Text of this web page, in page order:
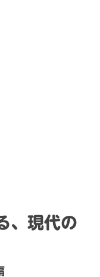
、現代の